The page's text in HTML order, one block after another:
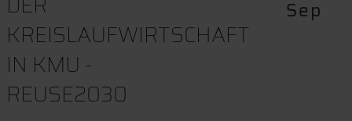
KREISLAUFWIRTSCHAFT
IN KMU -
REUSE2030
Sep